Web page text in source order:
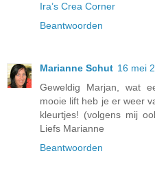
Ira’s Crea Corner
Beantwoorden
Marianne Schut 16 mei
Geweldig Marjan, wat
mooie lift heb je er weer
kleurtjes! (volgens mij
Liefs Marianne
Beantwoorden